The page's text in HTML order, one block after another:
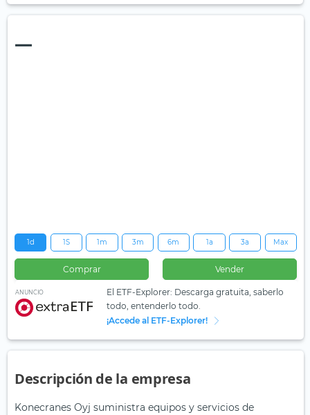
—
1d 1S 1m 3m 6m 1a 3a Max
Comprar Vender
ANUNCIO
El ETF-Explorer: Descarga gratuita, saberlo
todo, entenderlo todo.
¡Accede al ETF-Explorer!
Descripción de la empresa
Konecranes Oyj suministra equipos y servicios de